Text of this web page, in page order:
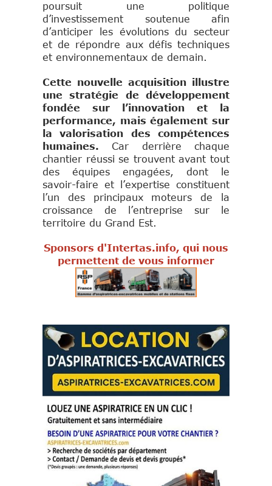
poursuit une politique
d’investissement soutenue afin
d’anticiper les évolutions du secteur
et de répondre aux défis techniques
et environnementaux de demain.
Cette nouvelle acquisition illustre
une stratégie de développement
fondée sur l’innovation et la
performance, mais également sur
la valorisation des compétences
humaines. Car derrière chaque
chantier réussi se trouvent avant tout
des équipes engagées, dont le
savoir-faire et l’expertise constituent
l’un des principaux moteurs de la
croissance de l’entreprise sur le
territoire du Grand Est.
Sponsors d'Intertas.info, qui nous
permettent de vous informer